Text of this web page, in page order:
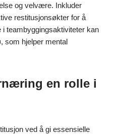
og velvære. Inkluder
restitusjonsøkter for å
i teambyggingsaktiviteter kan
som hjelper mental
en rolle i
ved å gi essensielle